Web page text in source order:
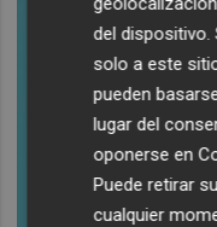
del dispositivo.
solo a este
pueden
lugar del
oponerse en
Puede retirar
cualquier